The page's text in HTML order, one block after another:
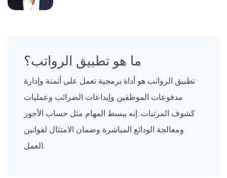
ما هو تطبيق الرواتب؟
تطبيق الرواتب هو أداة برمجية تعمل على أتمتة وإدارة
مدفوعات الموظفين وإيداعات الضرائب وعمليات
كشوف المرتبات. إنه يبسط المهام مثل حساب الأجور
ومعالجة الودائع المباشرة وضمان الامتثال لقوانين
العمل.